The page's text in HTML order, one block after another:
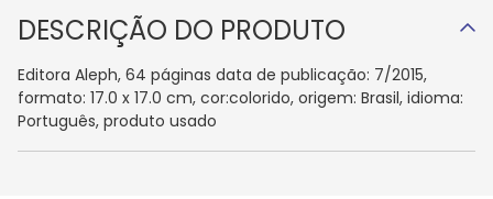
DESCRIÇÃO DO PRODUTO
Editora Aleph, 64 páginas data de publicação: 7/2015,
formato: 17.0 x 17.0 cm, cor:colorido, origem: Brasil, idioma:
Português, produto usado